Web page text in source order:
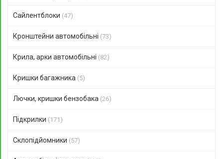
Сайлентблоки (47)
Кронштейни автомобільні (73)
Крила, арки автомобільні (82)
Кришки багажника (5)
Лючки, кришки бензобака (26)
Підкрилки (171)
Склопідйомники (57)